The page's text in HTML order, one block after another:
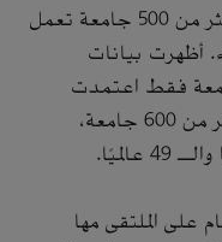
البيئة والتنمية الاستدامة" يجمع أكثر من 500 جامعة تعمل
أظهرت بيانات
عام 2014م إلى أن 14 جامعة فقط اعتمدت
سياسات صديقة للبيئة من بين أكثر من 600 جامعة،
على الملتقى مها